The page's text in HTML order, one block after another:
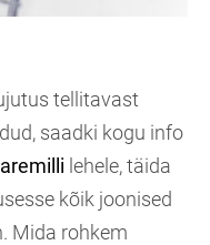
tellitavast
saadki kogu info
lehele, täida
kõik joonised
Mida rohkem